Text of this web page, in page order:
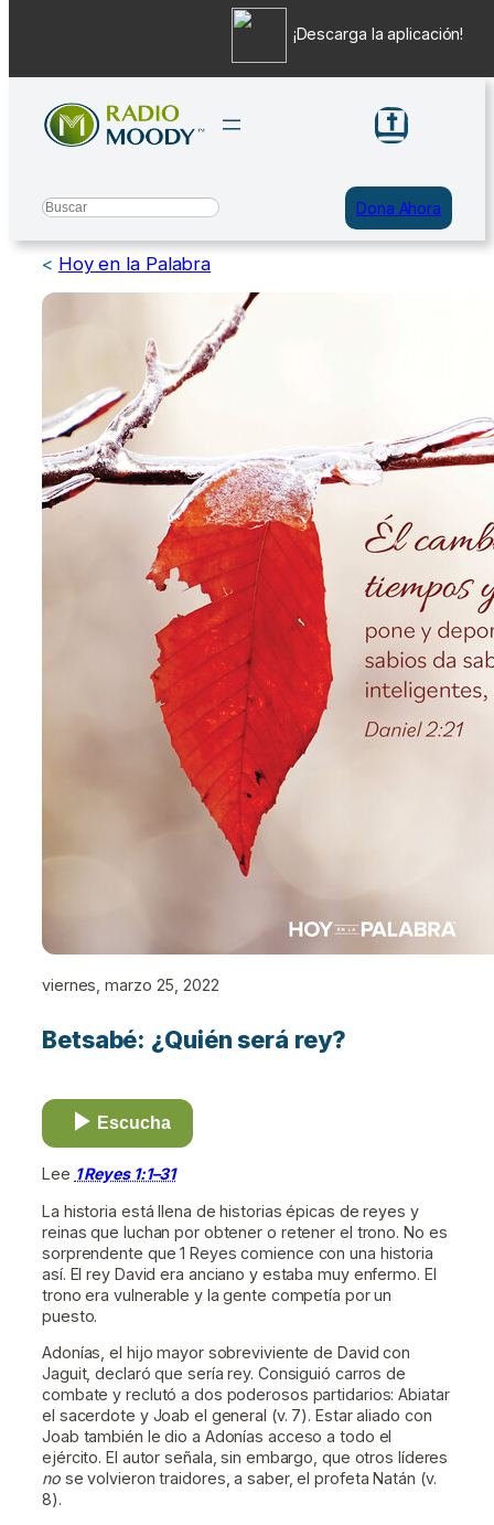
contenido
Search Dona Ahora
< Hoy en la Palabra
viernes, marzo 25, 2022
Betsabé: ¿Quién será rey?
Escucha
Lee 1 Reyes 1:1–31
La historia está llena de historias épicas de reyes y
reinas que luchan por obtener o retener el trono. No es
sorprendente que 1 Reyes comience con una historia
así. El rey David era anciano y estaba muy enfermo. El
trono era vulnerable y la gente competía por un
puesto.
Adonías, el hijo mayor sobreviviente de David con
Jaguit, declaró que sería rey. Consiguió carros de
combate y reclutó a dos poderosos partidarios: Abiatar
el sacerdote y Joab el general (v. 7). Estar aliado con
Joab también le dio a Adonías acceso a todo el
ejército. El autor señala, sin embargo, que otros líderes
nose volvieron traidores, a saber, el profeta Natán (v.
8).
¡Descarga la aplicación!